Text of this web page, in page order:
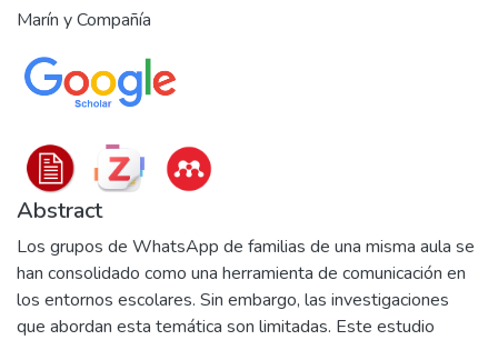
Marín y Compañía
Abstract
Los grupos de WhatsApp de familias de una misma aula se
han consolidado como una herramienta de comunicación en
los entornos escolares. Sin embargo, las investigaciones
que abordan esta temática son limitadas. Este estudio